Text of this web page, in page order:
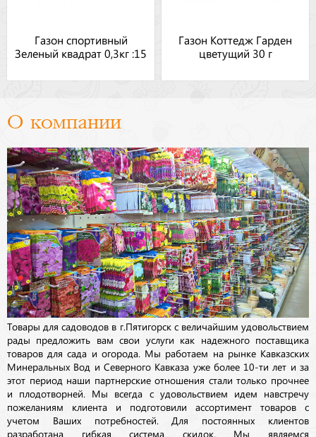
Газон спортивный
Зеленый квадрат 0,3кг :15
Газон Коттедж Гарден
цветущий 30 г
О компании
Товары для садоводов в г.Пятигорск с величайшим удовольствием
рады предложить вам свои услуги как надежного поставщика
товаров для сада и огорода. Мы работаем на рынке Кавказских
Минеральных Вод и Северного Кавказа уже более 10-ти лет и за
этот период наши партнерские отношения стали только прочнее
и плодотворней. Мы всегда с удовольствием идем навстречу
пожеланиям клиента и подготовили ассортимент товаров с
учетом Ваших потребностей. Для постоянных клиентов
разработана гибкая система скидок. Мы являемся